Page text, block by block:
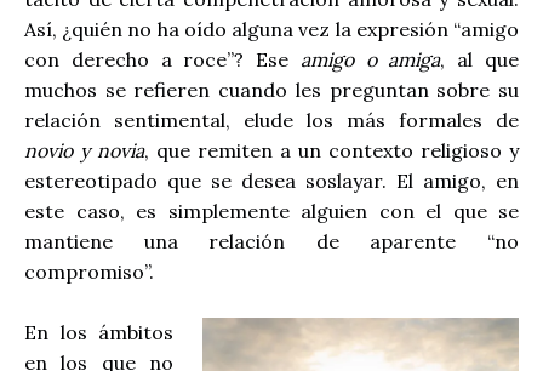
Así, ¿quién no ha oído alguna vez la expresión “amigo
con derecho a roce”? Ese amigo o amiga, al que
muchos se refieren cuando les preguntan sobre su
relación sentimental, elude los más formales de
novio y novia, que remiten a un contexto religioso y
estereotipado que se desea soslayar. El amigo, en
este caso, es simplemente alguien con el que se
mantiene una relación de aparente “no
compromiso”.
En los ámbitos
en los que no